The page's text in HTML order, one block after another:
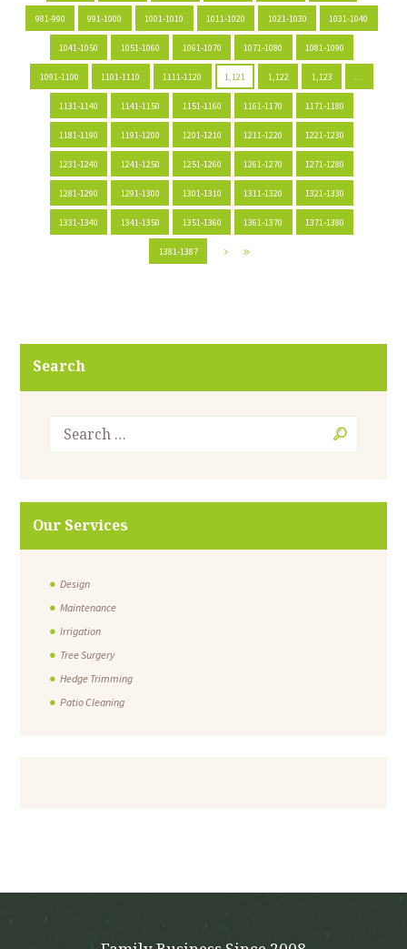
981-990 991-1000 1001-1010 1011-1020 1021-1030 1031-1040
1041-1050 1051-1060 1061-1070 1071-1080 1081-1090
1091-1100 1101-1110 1111-1120 1,121 1,122 1,123
1131-1140 1141-1150 1151-1160 1161-1170 1171-1180
1181-1190 1191-1200 1201-1210 1211-1220 1221-1230
1231-1240 1241-1250 1251-1260 1261-1270 1271-1280
1281-1290 1291-1300 1301-1310 1311-1320 1321-1330
1331-1340 1341-1350 1351-1360 1361-1370 1371-1380
1381-1387
Search
Our Services
Design
Maintenance
Irrigation
Tree Surgery
Hedge Trimming
Patio Cleaning